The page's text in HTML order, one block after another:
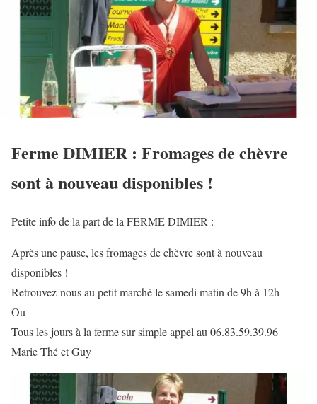
Ferme DIMIER : Fromages de chèvre
sont à nouveau disponibles !
Petite info de la part de la FERME DIMIER :
Après une pause, les fromages de chèvre sont à nouveau
disponibles !
Retrouvez-nous au petit marché le samedi matin de 9h à 12h
Ou
Tous les jours à la ferme sur simple appel au 06.83.59.39.96
Marie Thé et Guy